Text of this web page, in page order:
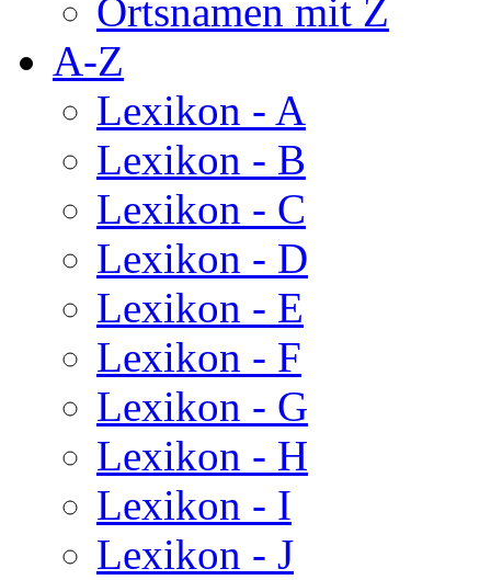
Ortsnamen mit Z
A-Z
Lexikon - A
Lexikon - B
Lexikon - C
Lexikon - D
Lexikon - E
Lexikon - F
Lexikon - G
Lexikon - H
Lexikon - I
Lexikon - J